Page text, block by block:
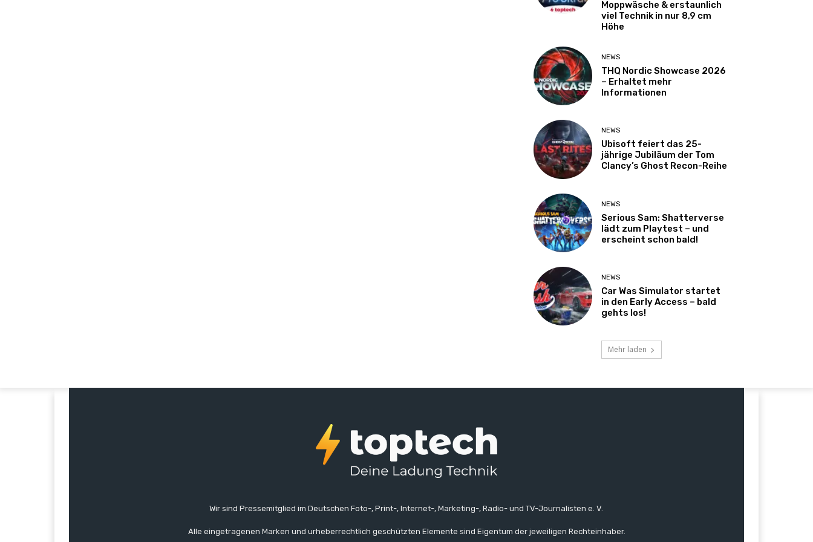
Moppwäsche & erstaunlich
viel Technik in nur 8,9 cm
Höhe
NEWS
THQ Nordic Showcase 2026
– Erhaltet mehr
Informationen
NEWS
Ubisoft feiert das 25-
jährige Jubiläum der Tom
Clancy’s Ghost Recon-Reihe
NEWS
Serious Sam: Shatterverse
lädt zum Playtest – und
erscheint schon bald!
NEWS
Car Was Simulator startet
in den Early Access – bald
gehts los!
Mehr laden
Wir sind Pressemitglied im Deutschen Foto-, Print-, Internet-, Marketing-, Radio- und TV-Journalisten e. V.
Alle eingetragenen Marken und urheberrechtlich geschützten Elemente sind Eigentum der jeweiligen Rechteinhaber.